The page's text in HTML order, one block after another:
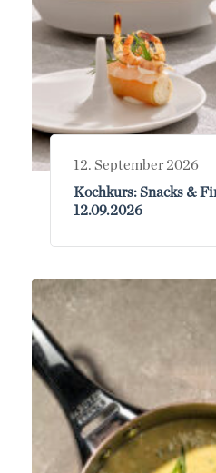
12. September 2026
Kochkurs: Snacks &
12.09.2026